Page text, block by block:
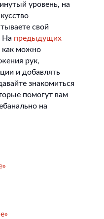
уровень, на
свой
На предыдущих
как можно
рук,
и добавлять
знакомиться
помогут вам
на